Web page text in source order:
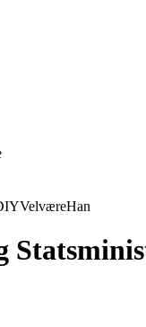
VelværeHan